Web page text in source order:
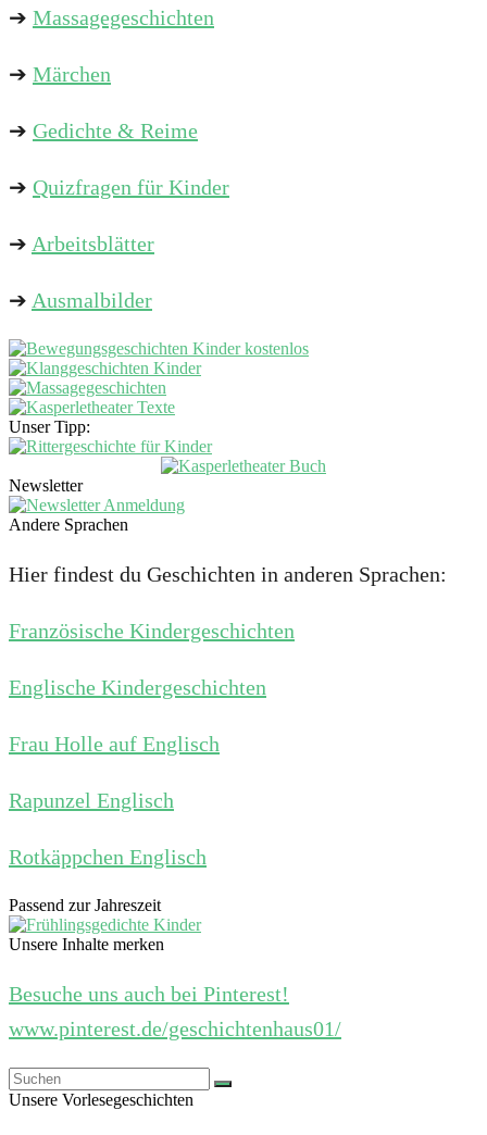
➔ Massagegeschichten
➔ Märchen
➔ Gedichte & Reime
➔ Quizfragen für Kinder
➔ Arbeitsblätter
➔ Ausmalbilder
Unser Tipp:
Newsletter
Andere Sprachen
Hier findest du Geschichten in anderen Sprachen:
Französische Kindergeschichten
Englische Kindergeschichten
Frau Holle auf Englisch
Rapunzel Englisch
Rotkäppchen Englisch
Passend zur Jahreszeit
Unsere Inhalte merken
Besuche uns auch bei Pinterest!
www.pinterest.de/geschichtenhaus01/
Unsere Vorlesegeschichten